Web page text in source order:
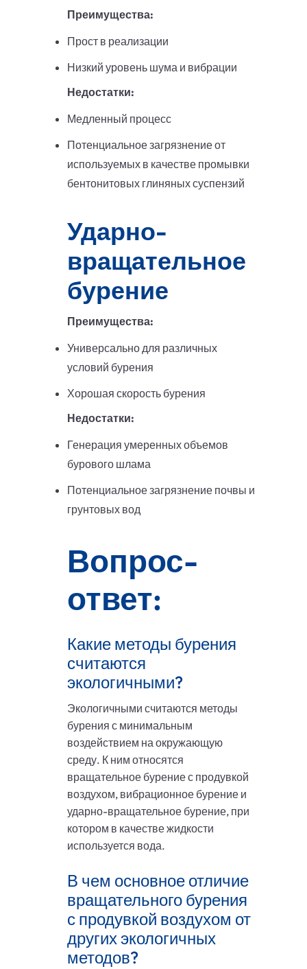
Преимущества:
Прост в реализации
Низкий уровень шума и вибрации
Недостатки:
Медленный процесс
Потенциальное загрязнение от
используемых в качестве промывки
бентонитовых глиняных суспензий
Ударно-
вращательное
бурение
Преимущества:
Универсально для различных
условий бурения
Хорошая скорость бурения
Недостатки:
Генерация умеренных объемов
бурового шлама
Потенциальное загрязнение почвы и
грунтовых вод
Вопрос-
ответ:
Какие методы бурения
считаются
экологичными?
Экологичными считаются методы
бурения с минимальным
воздействием на окружающую
среду. К ним относятся
вращательное бурение с продувкой
воздухом, вибрационное бурение и
ударно-вращательное бурение, при
котором в качестве жидкости
используется вода.
В чем основное отличие
вращательного бурения
с продувкой воздухом от
других экологичных
методов?